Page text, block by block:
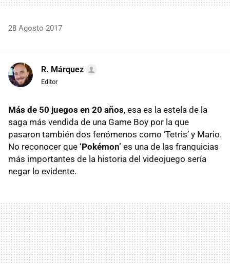
28 Agosto 2017
R. Márquez
Editor
Más de 50 juegos en 20 años, esa es la estela de la
saga más vendida de una Game Boy por la que
pasaron también dos fenómenos como ‘Tetris’ y Mario.
No reconocer que ‘Pokémon’ es una de las franquicias
más importantes de la historia del videojuego sería
negar lo evidente.